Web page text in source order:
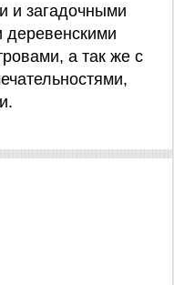
и загадочными
деревенскими
а так же с